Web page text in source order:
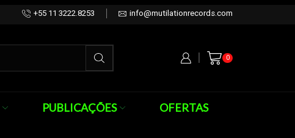
+55 11 3222.8253 info@mutilationrecords.com
0
PUBLICAÇÕES OFERTAS